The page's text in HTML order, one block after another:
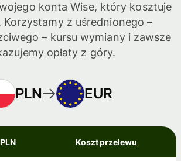
konta Wise, który kosztuje
Korzystamy z uśrednionego –
– kursu wymiany i zawsze
opłaty z góry.
PLN EUR
Koszt przelewu